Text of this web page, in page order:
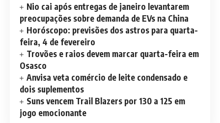
Nio cai após entregas de janeiro levantarem
preocupações sobre demanda de EVs na China
Horóscopo: previsões dos astros para quarta-
feira, 4 de fevereiro
Trovões e raios devem marcar quarta-feira em
Osasco
Anvisa veta comércio de leite condensado e
dois suplementos
Suns vencem Trail Blazers por 130 a 125 em
jogo emocionante